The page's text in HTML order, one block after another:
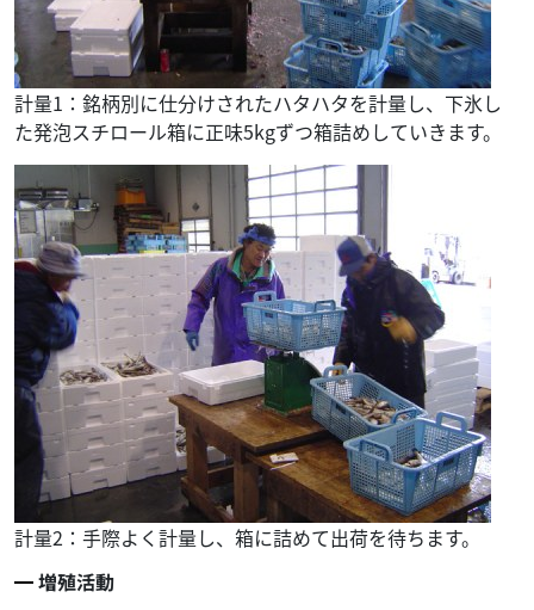
計量1：銘柄別に仕分けされたハタハタを計量し、下氷し
た発泡スチロール箱に正味5kgずつ箱詰めしていきます。
計量2：手際よく計量し、箱に詰めて出荷を待ちます。
増殖活動